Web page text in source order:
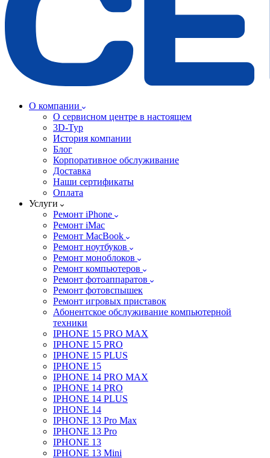
О компании
О сервисном центре в настоящем
3D-Тур
История компании
Блог
Корпоративное обслуживание
Доставка
Наши сертификаты
Оплата
Услуги
Ремонт iPhone
Ремонт iMac
Ремонт MacBook
Ремонт ноутбуков
Ремонт моноблоков
Ремонт компьютеров
Ремонт фотоаппаратов
Ремонт фотовспышек
Ремонт игровых приставок
Абонентское обслуживание компьютерной
техники
IPHONE 15 PRO MAX
IPHONE 15 PRO
IPHONE 15 PLUS
IPHONE 15
IPHONE 14 PRO MAX
IPHONE 14 PRO
IPHONE 14 PLUS
IPHONE 14
IPHONE 13 Pro Max
IPHONE 13 Pro
IPHONE 13
IPHONE 13 Mini